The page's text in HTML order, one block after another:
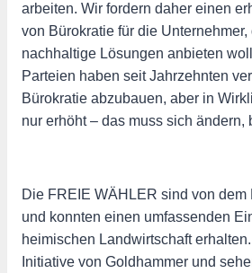
arbeiten. Wir fordern daher einen
von Bürokratie für die
nachhaltige Lösungen anbieten
Parteien haben seit Jahrzehnten
Bürokratie abzubauen, aber in
nur erhöht – das muss sich ändern,
Die FREIE WÄHLER sind von dem
und konnten einen umfassenden
heimischen Landwirtschaft
Initiative von Goldhammer und